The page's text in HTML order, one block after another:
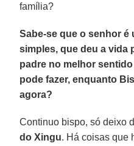
família?
Sabe-se que o senhor é
simples, que deu a vida
padre no melhor
pode fazer, enquanto
agora?
Continuo bispo, só deixo
do Xingu. Há coisas que